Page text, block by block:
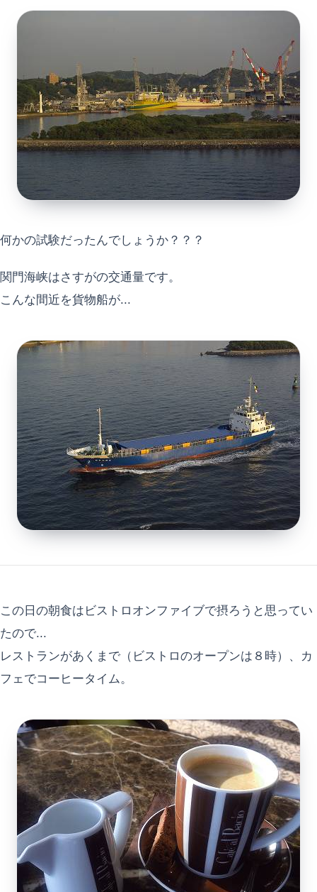
何かの試験だったんでしょうか？？？
関門海峡はさすがの交通量です。
こんな間近を貨物船が...
この日の朝食はビストロオンファイブで摂ろうと思ってい
たので...
レストランがあくまで（ビストロのオープンは８時）、カ
フェでコーヒータイム。